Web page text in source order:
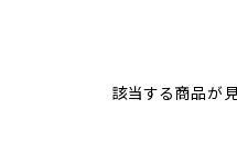
該当する商品が見